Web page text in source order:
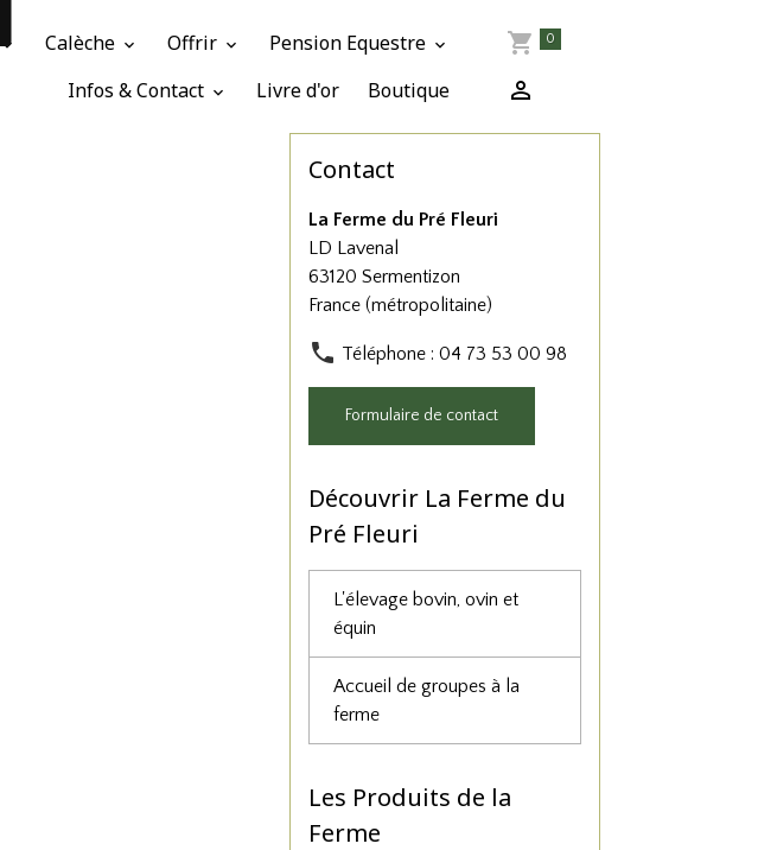
Calèche Offrir
Pension Equestre
Infos & Contact
Livre d'or Boutique
0
Contact
La Ferme du Pré Fleuri
LD Lavenal
63120 Sermentizon
France (métropolitaine)
Téléphone : 04 73 53 00 98
Formulaire de contact
Découvrir La Ferme du
Pré Fleuri
L'élevage bovin, ovin et
équin
Accueil de groupes à la
ferme
Les Produits de la
Ferme